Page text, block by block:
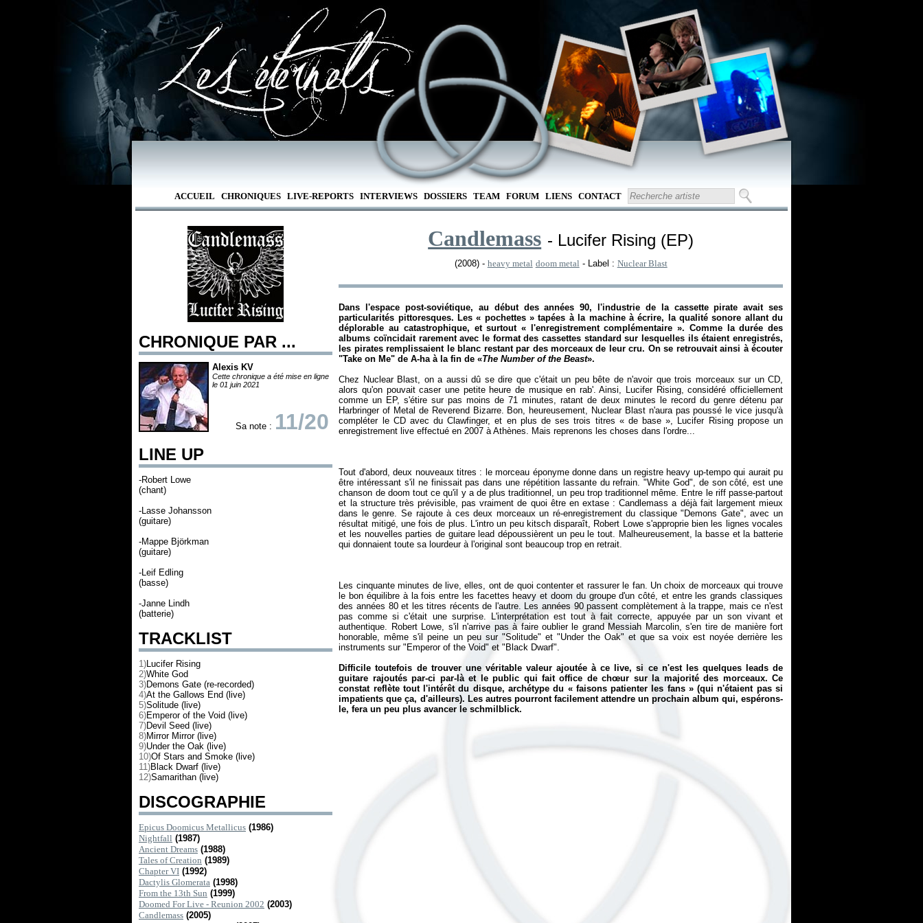
ACCUEIL CHRONIQUES LIVE-REPORTS INTERVIEWS DOSSIERS TEAM FORUM LIENS CONTACT
CHRONIQUE PAR ...
Alexis KV
Cette chronique a été mise en ligne
le 01 juin 2021
Sa note : 11/20
LINE UP
-Robert Lowe
(chant)
-Lasse Johansson
(guitare)
-Mappe Björkman
(guitare)
-Leif Edling
(basse)
-Janne Lindh
(batterie)
TRACKLIST
1)Lucifer Rising
2)White God
3)Demons Gate (re-recorded)
4)At the Gallows End (live)
5)Solitude (live)
6)Emperor of the Void (live)
7)Devil Seed (live)
8)Mirror Mirror (live)
9)Under the Oak (live)
10)Of Stars and Smoke (live)
11)Black Dwarf (live)
12)Samarithan (live)
DISCOGRAPHIE
Epicus Doomicus Metallicus (1986)
Nightfall (1987)
Ancient Dreams (1988)
Tales of Creation (1989)
Chapter VI (1992)
Dactylis Glomerata (1998)
From the 13th Sun (1999)
Doomed For Live - Reunion 2002 (2003)
Candlemass (2005)
Candlemass - Lucifer Rising (EP)
(2008) - heavy metal doom metal - Label : Nuclear Blast
Dans l'espace post-soviétique, au début des années 90, l'industrie de la cassette pirate avait ses
particularités pittoresques. Les « pochettes » tapées à la machine à écrire, la qualité sonore allant du
déplorable au catastrophique, et surtout « l'enregistrement complémentaire ». Comme la durée des
albums coïncidait rarement avec le format des cassettes standard sur lesquelles ils étaient enregistrés,
les pirates remplissaient le blanc restant par des morceaux de leur cru. On se retrouvait ainsi à écouter
"Take on Me" de A-ha à la fin de «The Number of the Beast».
Chez Nuclear Blast, on a aussi dû se dire que c'était un peu bête de n'avoir que trois morceaux sur un CD,
alors qu'on pouvait caser une petite heure de musique en rab'. Ainsi, Lucifer Rising, considéré officiellement
comme un EP, s'étire sur pas moins de 71 minutes, ratant de deux minutes le record du genre détenu par
Harbringer of Metal de Reverend Bizarre. Bon, heureusement, Nuclear Blast n'aura pas poussé le vice jusqu'à
compléter le CD avec du Clawfinger, et en plus de ses trois titres « de base », Lucifer Rising propose un
Tout d'abord, deux nouveaux titres : le morceau éponyme donne dans un registre heavy up-tempo qui aurait pu
être intéressant s'il ne finissait pas dans une répétition lassante du refrain. "White God", de son côté, est une
chanson de doom tout ce qu'il y a de plus traditionnel, un peu trop traditionnel même. Entre le riff passe-partout
et la structure très prévisible, pas vraiment de quoi être en extase : Candlemass a déjà fait largement mieux
dans le genre. Se rajoute à ces deux morceaux un ré-enregistrement du classique "Demons Gate", avec un
résultat mitigé, une fois de plus. L'intro un peu kitsch disparaît, Robert Lowe s'approprie bien les lignes vocales
et les nouvelles parties de guitare lead dépoussièrent un peu le tout. Malheureusement, la basse et la batterie
Les cinquante minutes de live, elles, ont de quoi contenter et rassurer le fan. Un choix de morceaux qui trouve
le bon équilibre à la fois entre les facettes heavy et doom du groupe d'un côté, et entre les grands classiques
des années 80 et les titres récents de l'autre. Les années 90 passent complètement à la trappe, mais ce n'est
pas comme si c'était une surprise. L'interprétation est tout à fait correcte, appuyée par un son vivant et
authentique. Robert Lowe, s'il n'arrive pas à faire oublier le grand Messiah Marcolin, s'en tire de manière fort
honorable, même s'il peine un peu sur "Solitude" et "Under the Oak" et que sa voix est noyée derrière les
instruments sur "Emperor of the Void" et "Black Dwarf".
Difficile toutefois de trouver une véritable valeur ajoutée à ce live, si ce n'est les quelques leads de
guitare rajoutés par-ci par-là et le public qui fait office de chœur sur la majorité des morceaux. Ce
constat reflète tout l'intérêt du disque, archétype du « faisons patienter les fans » (qui n'étaient pas si
impatients que ça, d'ailleurs). Les autres pourront facilement attendre un prochain album qui, espérons-
le, fera un peu plus avancer le schmilblick.